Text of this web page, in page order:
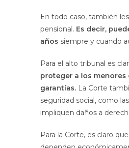
En todo caso, también
pensional. Es decir,
años siempre y cuando
Para el alto tribunal es
proteger a los menores
garantías. La Corte
seguridad social, como
impliquen daños a
Para la Corte, es claro